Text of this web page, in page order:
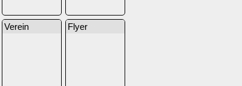
Verein Flyer